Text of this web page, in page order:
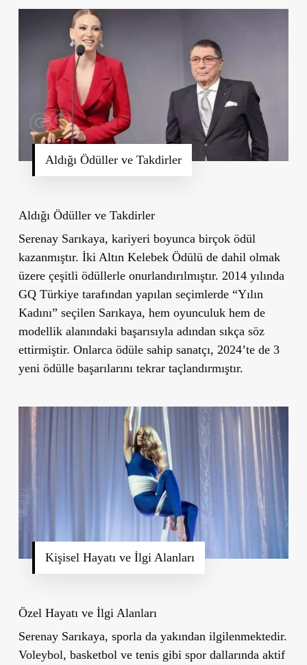
Aldığı Ödüller ve Takdirler
Aldığı Ödüller ve Takdirler
Serenay Sarıkaya, kariyeri boyunca birçok ödül
kazanmıştır. İki Altın Kelebek Ödülü de dahil olmak
üzere çeşitli ödüllerle onurlandırılmıştır. 2014 yılında
GQ Türkiye tarafından yapılan seçimlerde “Yılın
Kadını” seçilen Sarıkaya, hem oyunculuk hem de
modellik alanındaki başarısıyla adından sıkça söz
ettirmiştir. Onlarca ödüle sahip sanatçı, 2024’te de 3
yeni ödülle başarılarını tekrar taçlandırmıştır.
Kişisel Hayatı ve İlgi Alanları
Özel Hayatı ve İlgi Alanları
Serenay Sarıkaya, sporla da yakından ilgilenmektedir.
Voleybol, basketbol ve tenis gibi spor dallarında aktif